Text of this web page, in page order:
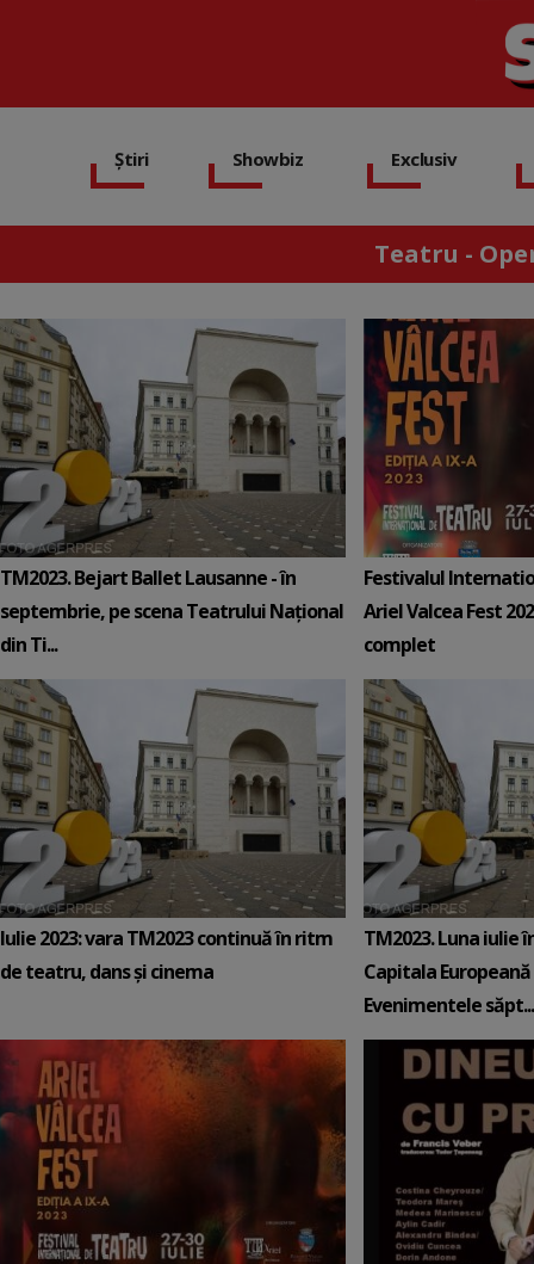
Știri Showbiz Exclusiv
Teatru -
TM2023. Bejart Ballet Lausanne - în
septembrie, pe scena Teatrului Naţional
din Ti...
Festivalul
Ariel Valcea Fest
complet
Iulie 2023: vara TM2023 continuă în ritm
de teatru, dans și cinema
TM2023. Luna iulie
Capitala
Evenimentele săpt...